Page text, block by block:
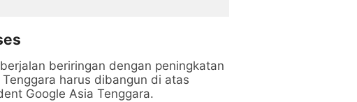
beriringan dengan peningkatan
harus dibangun di atas
Google Asia Tenggara.